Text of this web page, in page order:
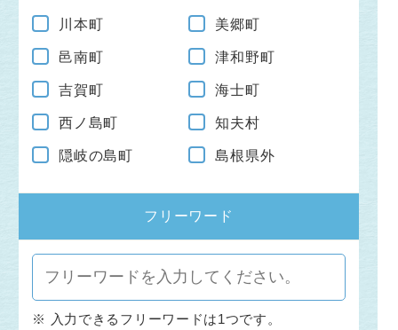
川本町 美郷町
邑南町 津和野町
吉賀町 海士町
西ノ島町 知夫村
隠岐の島町 島根県外
フリーワード
※ 入力できるフリーワードは1つです。